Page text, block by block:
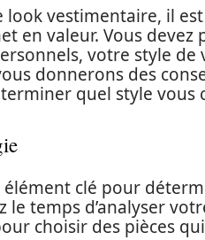
vestimentaire, il
en valeur. Vous
votre style
donnerons des
quel style vous
clé pour
le temps d’analyser
choisir des pièces